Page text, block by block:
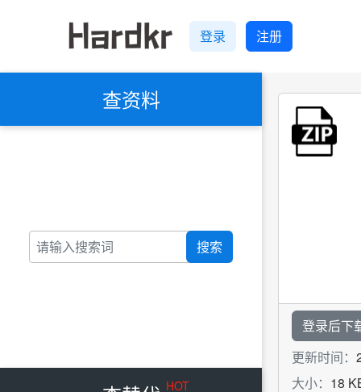
登录 注册
查资料
搜索
HOT
登录后下
更新时间：
大小： 18